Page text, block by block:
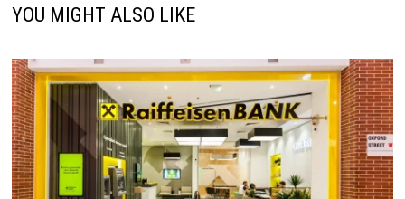
YOU MIGHT ALSO LIKE